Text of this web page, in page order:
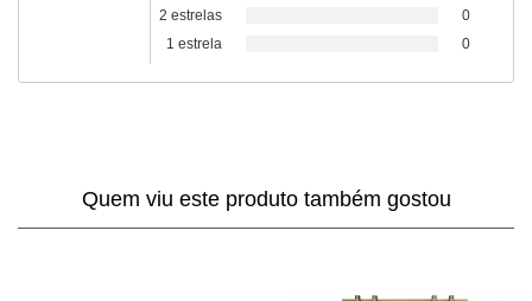
2 estrelas
0
1 estrela
0
Quem viu este produto também gostou